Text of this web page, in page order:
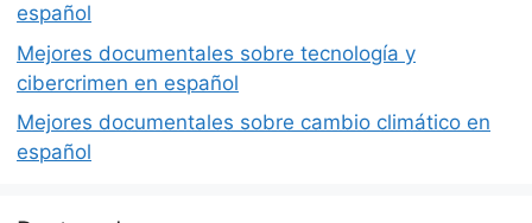
español
Mejores documentales sobre tecnología y
cibercrimen en español
Mejores documentales sobre cambio climático en
español